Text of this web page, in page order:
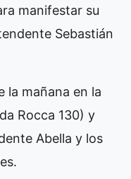
manifestar su
Sebastián
la mañana en la
Rocca 130) y
Abella y los